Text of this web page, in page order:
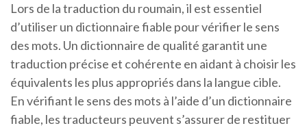
Lors de la traduction du roumain, il est essentiel
d’utiliser un dictionnaire fiable pour vérifier le sens
des mots. Un dictionnaire de qualité garantit une
traduction précise et cohérente en aidant à choisir les
équivalents les plus appropriés dans la langue cible.
En vérifiant le sens des mots à l’aide d’un dictionnaire
fiable, les traducteurs peuvent s’assurer de restituer